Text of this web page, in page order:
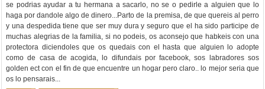
se podrias ayudar a tu hermana a sacarlo, no se o pedirle a alguien que lo
haga por dandole algo de dinero...Parto de la premisa, de que quereis al perro
y una despedida tiene que ser muy dura y seguro que el ha sido participe de
muchas alegrias de la familia, si no podeis, os aconsejo que habkeis con una
protectora diciendoles que os quedais con el hasta que alguien lo adopte
como de casa de acogida, lo difundais por facebook, sos labradores sos
golden ect con el fin de que encuentre un hogar pero claro.. lo mejor seria que
os lo pensarais...